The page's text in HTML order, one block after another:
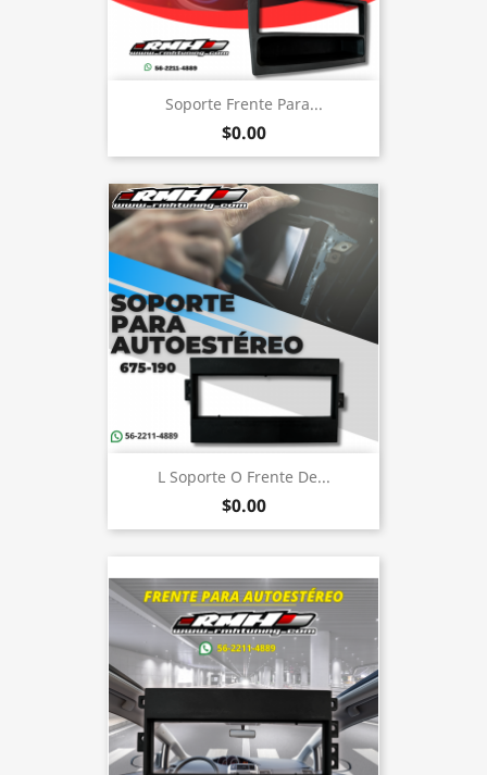
Soporte Frente Para...
$0.00
L Soporte O Frente De...
$0.00